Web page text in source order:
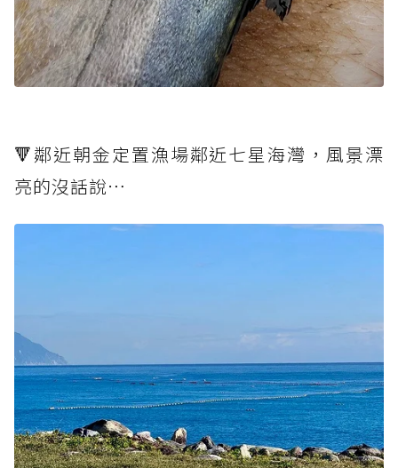
🔻鄰近朝金定置漁場鄰近七星海灣，風景漂
亮的沒話說⋯